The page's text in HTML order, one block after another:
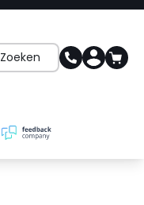
Zoeken